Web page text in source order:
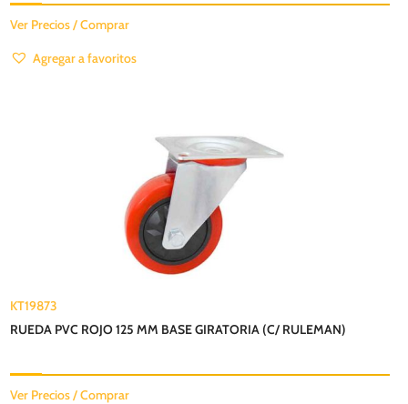
Ver Precios / Comprar
Agregar a favoritos
KT19873
RUEDA PVC ROJO 125 MM BASE GIRATORIA (C/ RULEMAN)
Ver Precios / Comprar